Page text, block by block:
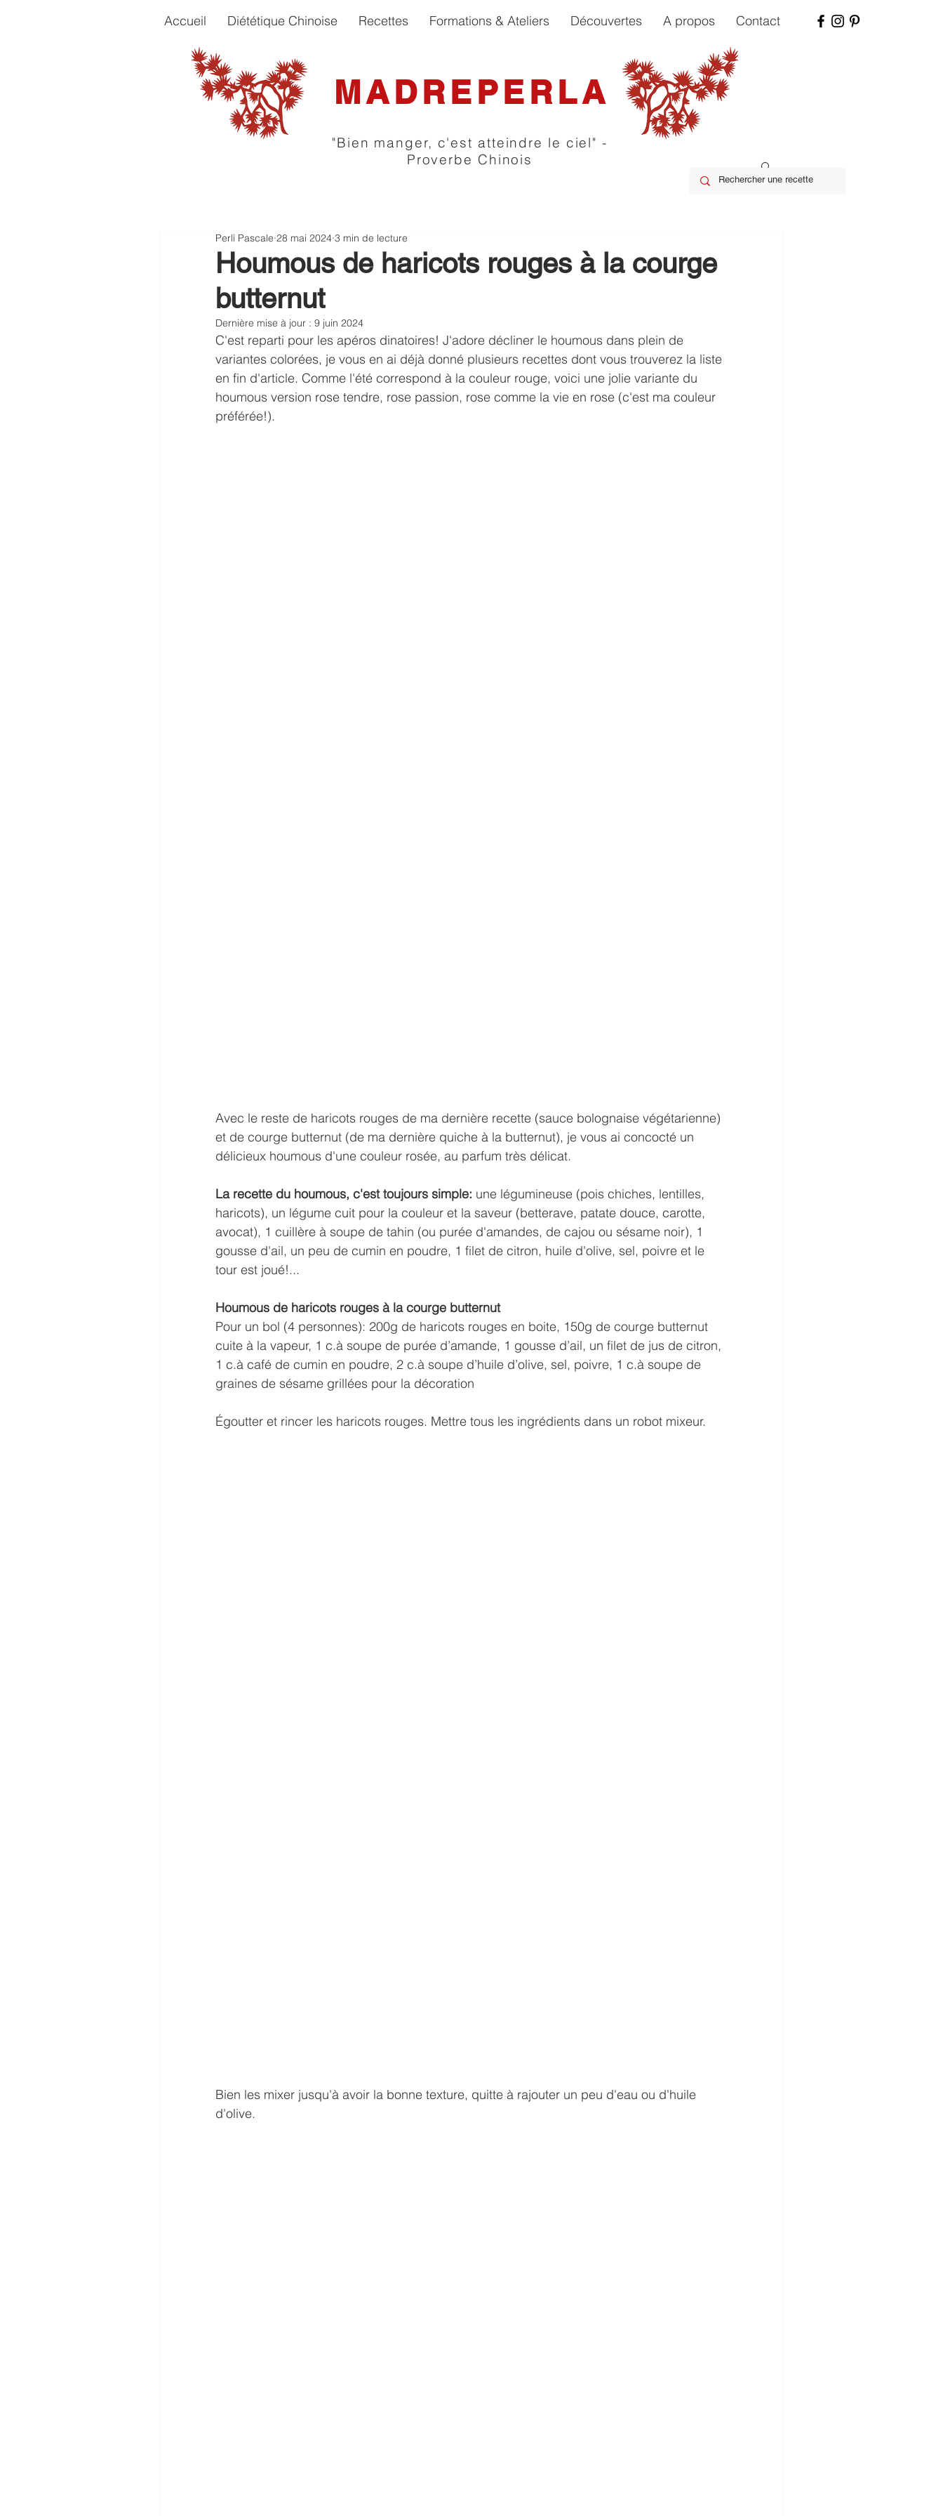
Accueil Diététique Chinoise Recettes Formations & Ateliers Découvertes A propos Contact
MADREPERLA
"Bien manger, c'est atteindre le ciel" -
Proverbe Chinois
Houmous de haricots rouges à la courge
butternut
Perli Pascale 28 mai 2024 3 min de lecture
Dernière mise à jour : 9 juin 2024
C'est reparti pour les apéros dinatoires! J'adore décliner le houmous dans plein de
variantes colorées, je vous en ai déjà donné plusieurs recettes dont vous trouverez la liste
en fin d'article. Comme l'été correspond à la couleur rouge, voici une jolie variante du
houmous version rose tendre, rose passion, rose comme la vie en rose (c'est ma couleur
préférée!).
Avec le reste de haricots rouges de ma dernière recette (sauce bolognaise végétarienne)
et de courge butternut (de ma dernière quiche à la butternut), je vous ai concocté un
délicieux houmous d'une couleur rosée, au parfum très délicat.
La recette du houmous, c'est toujours simple: une légumineuse (pois chiches, lentilles,
haricots), un légume cuit pour la couleur et la saveur (betterave, patate douce, carotte,
avocat), 1 cuillère à soupe de tahin (ou purée d'amandes, de cajou ou sésame noir), 1
gousse d'ail, un peu de cumin en poudre, 1 filet de citron, huile d'olive, sel, poivre et le
tour est joué!...
Houmous de haricots rouges à la courge butternut
Pour un bol (4 personnes): 200g de haricots rouges en boite, 150g de courge butternut
cuite à la vapeur, 1 c.à soupe de purée d’amande, 1 gousse d’ail, un filet de jus de citron,
1 c.à café de cumin en poudre, 2 c.à soupe d’huile d’olive, sel, poivre, 1 c.à soupe de
graines de sésame grillées pour la décoration
Égoutter et rincer les haricots rouges. Mettre tous les ingrédients dans un robot mixeur.
Bien les mixer jusqu'à avoir la bonne texture, quitte à rajouter un peu d'eau ou d'huile
d'olive.